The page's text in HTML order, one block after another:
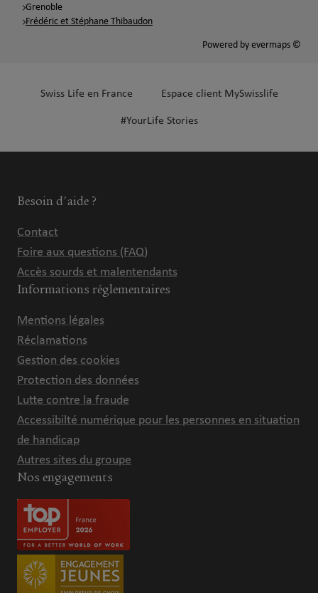
Grenoble
Frédéric et Stéphane Thibaudon
Powered by evermaps ©
Swiss Life en France Espace client MySwisslife
#YourLife Stories
Besoin d'aide ?
Contact
Foire aux questions (FAQ)
Accès sourds et malentendants
Informations réglementaires
Mentions légales
Réclamations
Gestion des cookies
Protection des données
Lutte contre la fraude
Accessibilté numérique pour les personnes en situation
de handicap
Autres sites du groupe
Nos engagements